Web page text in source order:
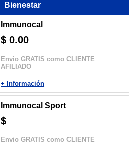
Bienestar
Immunocal
$ 0.00
Envio GRATIS como CLIENTE
AFILIADO
+ Información
Immunocal Sport
$
Envio GRATIS como CLIENTE